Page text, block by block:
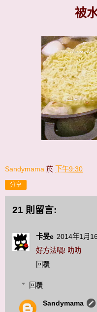
被
Sandymama 於 下午9:30
分享
21 則留言:
卡旻e 2014年1月
好方法喎! 叻叻
回覆
回覆
Sandymama